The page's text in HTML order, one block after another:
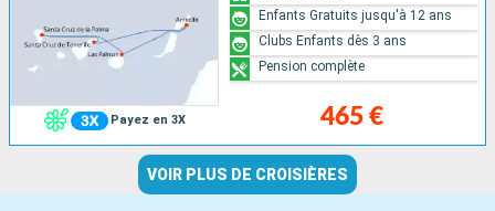
Payez en 3X 465 €
Enfants Gratuits jusqu'à 12 ans
Clubs Enfants dès 3 ans
Pension complète
VOIR PLUS DE CROISIÈRES